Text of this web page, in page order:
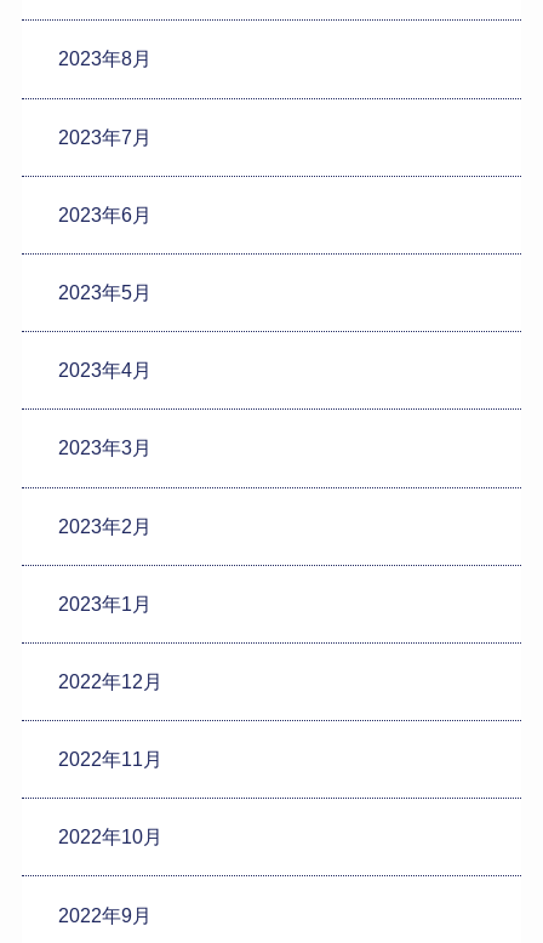
2023年8月
2023年7月
2023年6月
2023年5月
2023年4月
2023年3月
2023年2月
2023年1月
2022年12月
2022年11月
2022年10月
2022年9月